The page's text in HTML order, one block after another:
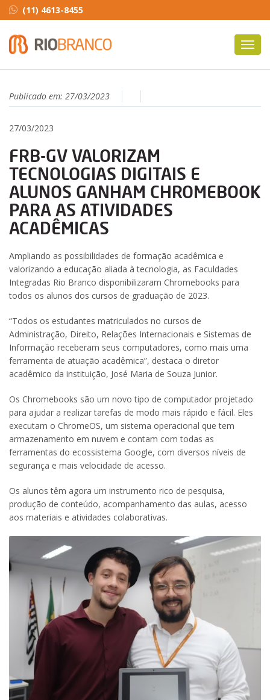
(11) 4613-8455
Publicado em: 27/03/2023
27/03/2023
FRB-GV VALORIZAM
TECNOLOGIAS DIGITAIS E
ALUNOS GANHAM CHROMEBOOK
PARA AS ATIVIDADES
ACADÊMICAS
Ampliando as possibilidades de formação acadêmica e
valorizando a educação aliada à tecnologia, as Faculdades
Integradas Rio Branco disponibilizaram Chromebooks para
todos os alunos dos cursos de graduação de 2023.
“Todos os estudantes matriculados no cursos de
Administração, Direito, Relações Internacionais e Sistemas de
Informação receberam seus computadores, como mais uma
ferramenta de atuação acadêmica”, destaca o diretor
acadêmico da instituição, José Maria de Souza Junior.
Os Chromebooks são um novo tipo de computador projetado
para ajudar a realizar tarefas de modo mais rápido e fácil. Eles
executam o ChromeOS, um sistema operacional que tem
armazenamento em nuvem e contam com todas as
ferramentas do ecossistema Google, com diversos níveis de
segurança e mais velocidade de acesso.
Os alunos têm agora um instrumento rico de pesquisa,
produção de conteúdo, acompanhamento das aulas, acesso
aos materiais e atividades colaborativas.